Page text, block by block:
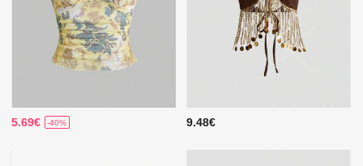
5.69€ -40% 9.48€